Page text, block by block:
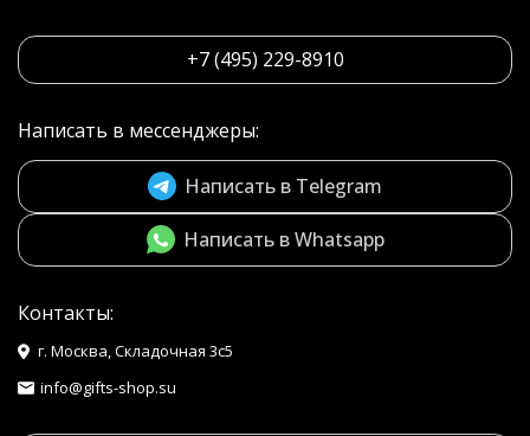
+7 (495) 229-8910
Написать в мессенджеры:
Написать в Telegram
Написать в Whatsapp
Контакты:
г. Москва, Складочная 3с5
info@gifts-shop.su